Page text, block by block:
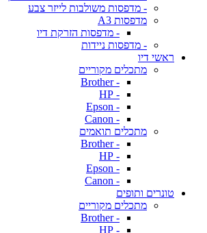
- מדפסות משולבות לייזר צבע
מדפסות A3
- מדפסות הזרקת דיו
- מדפסות ניידות
ראשי דיו
מתכלים מקוריים
- Brother
- HP
- Epson
- Canon
מתכלים תואמים
- Brother
- HP
- Epson
- Canon
טונרים ותופים
מתכלים מקוריים
- Brother
- HP